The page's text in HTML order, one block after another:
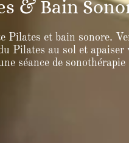
& Bain
Pilates et bain sonore.
Pilates au sol et apaiser
séance de sonothérapie